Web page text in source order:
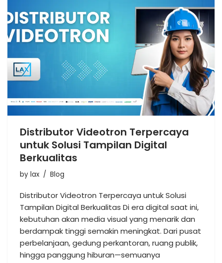
Distributor Videotron Terpercaya
untuk Solusi Tampilan Digital
Berkualitas
by lax Blog
Distributor Videotron Terpercaya untuk Solusi
Tampilan Digital Berkualitas Di era digital saat ini,
kebutuhan akan media visual yang menarik dan
berdampak tinggi semakin meningkat. Dari pusat
perbelanjaan, gedung perkantoran, ruang publik,
hingga panggung hiburan—semuanya